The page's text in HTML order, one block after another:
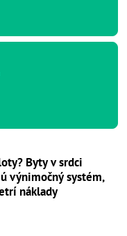
Byty v srdci
výnimočný systém,
náklady